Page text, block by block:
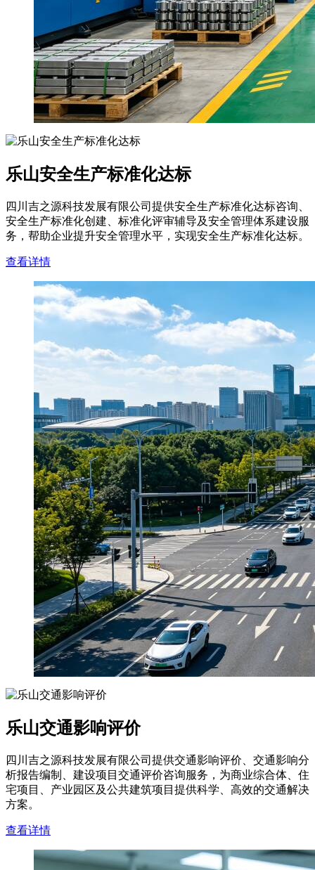
乐山安全生产标准化达标
四川吉之源科技发展有限公司提供安全生产标准化达标咨询、
安全生产标准化创建、标准化评审辅导及安全管理体系建设服
务，帮助企业提升安全管理水平，实现安全生产标准化达标。
查看详情
乐山交通影响评价
四川吉之源科技发展有限公司提供交通影响评价、交通影响分
析报告编制、建设项目交通评价咨询服务，为商业综合体、住
宅项目、产业园区及公共建筑项目提供科学、高效的交通解决
方案。
查看详情